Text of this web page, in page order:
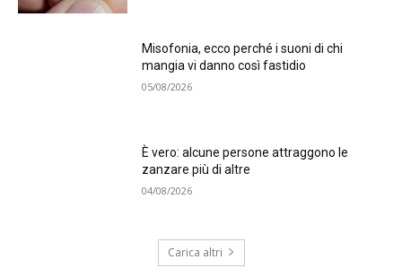
Misofonia, ecco perché i suoni di chi
mangia vi danno così fastidio
05/08/2026
È vero: alcune persone attraggono le
zanzare più di altre
04/08/2026
Carica altri